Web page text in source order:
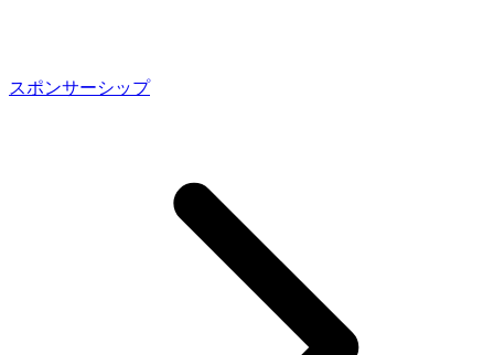
スポンサーシップ